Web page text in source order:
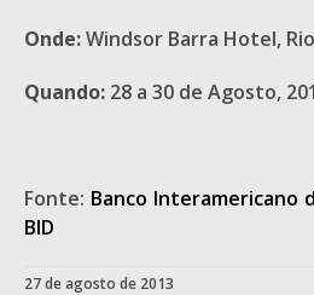
Onde:Windsor Barra Hotel,
Quando: 28 a 30 de Agosto,
Fonte: Banco Interamericano
BID
27 de agosto de 2013